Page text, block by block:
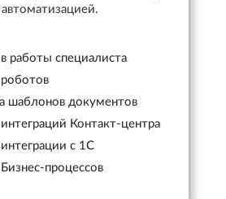
работы специалиста
роботов
шаблонов документов
Контакт-центра
с 1С
процессов